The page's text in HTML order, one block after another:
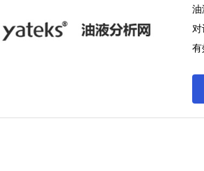
增
油
有
油